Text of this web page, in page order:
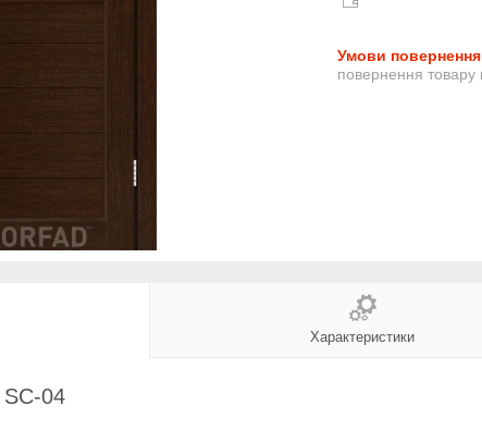
повернення товару
Характеристики
SC-04